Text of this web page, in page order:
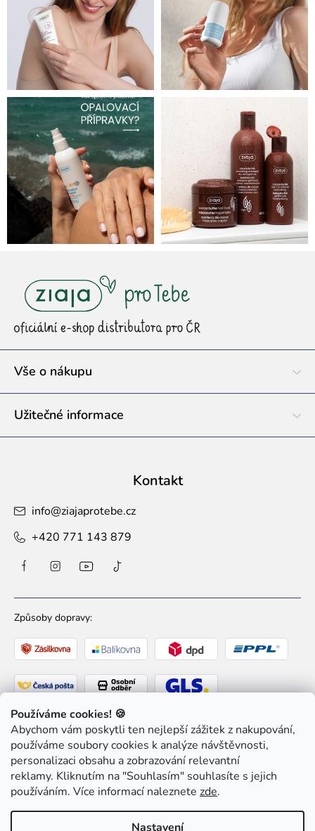
Používáme cookies! 🍪
Abychom vám poskytli ten nejlepší zážitek z nakupování,
používáme soubory cookies k analýze návštěvnosti,
personalizaci obsahu a zobrazování relevantní
reklamy. Kliknutím na "Souhlasím" souhlasíte s jejich
používáním. Více informací naleznete zde.
Nastavení
t
Vše o nákupu
Užitečné informace
Kontakt
info@ziajaprotebe.cz
+420 771 143 879
Způsoby dopravy:
Způsoby platby:
Ziaja pro Tebe